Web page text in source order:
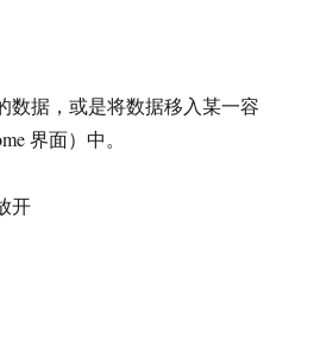
数据，或是将数据移入某一容
界面）中。
开